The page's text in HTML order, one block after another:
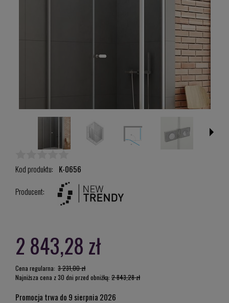
Kod produktu: K-0656
Producent:
2 843,28 zł
Cena regularna: 3 231,00 zł
Najniższa cena z 30 dni przed obniżką: 2 843,28 zł
Promocja trwa do 9 sierpnia 2026